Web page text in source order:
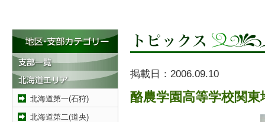
北海道第一(石狩)
北海道第二(道央)
掲載日： 2006.09.10
酪農学園高等学校関東